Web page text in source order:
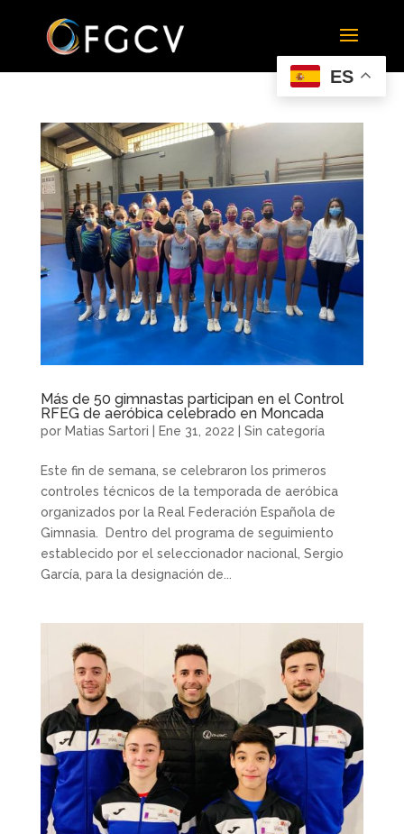
Más de 50 gimnastas participan en el Control
RFEG de aeróbica celebrado en Moncada
por Matias Sartori Ene 31, 2022 Sin categoría
Este fin de semana, se celebraron los primeros
controles técnicos de la temporada de aeróbica
organizados por la Real Federación Española de
Gimnasia. Dentro del programa de seguimiento
establecido por el seleccionador nacional, Sergio
García, para la designación de...
ES